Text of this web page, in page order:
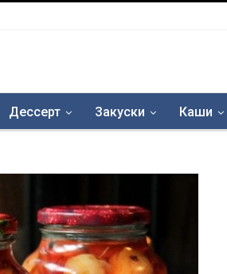
Дессерт Закуски Каши